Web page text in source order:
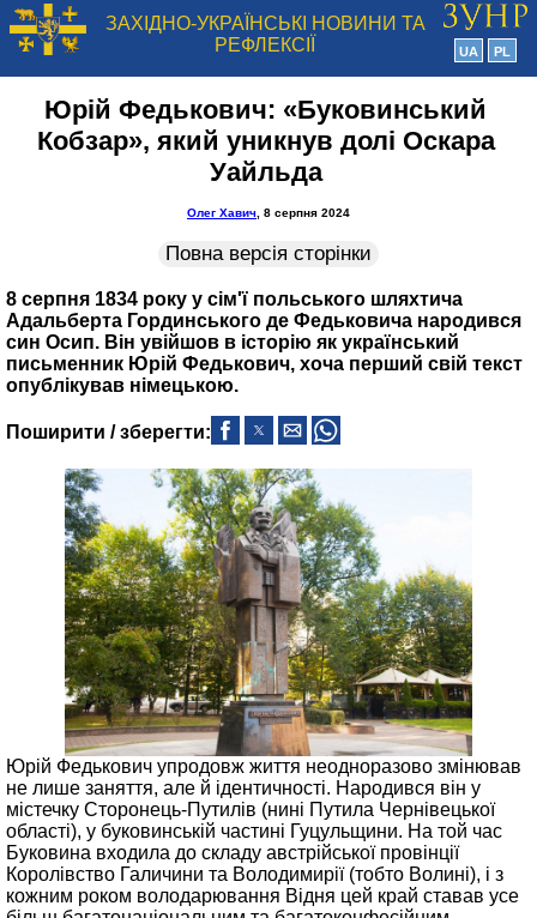
ЗАХІДНО-УКРАЇНСЬКІ НОВИНИ ТА
РЕФЛЕКСІЇ
UA PL
Юрій Федькович: «Буковинський
Кобзар», який уникнув долі Оскара
Уайльда
Олег Хавич , 8 серпня 2024
Повна версія сторінки
8 серпня 1834 року у сім'ї польського шляхтича
Адальберта Гординського де Федьковича народився
син Осип. Він увійшов в історію як український
письменник Юрій Федькович, хоча перший свій текст
опублікував німецькою.
Поширити / зберегти:
Юрій Федькович упродовж життя неодноразово змінював
не лише заняття, але й ідентичності. Народився він у
містечку Сторонець-Путилів (нині Путила Чернівецької
області), у буковинській частині Гуцульщини. На той час
Буковина входила до складу австрійської провінції
Королівство Галичини та Володимирії (тобто Волині), і з
кожним роком володарювання Відня цей край ставав усе